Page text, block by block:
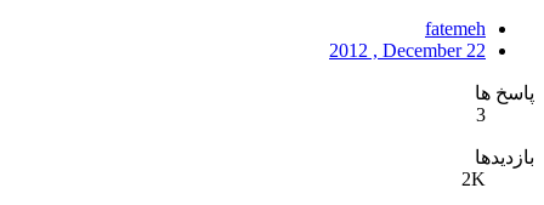
fatemeh
2012 , December 22
پاسخ ها
3
بازدیدها
2K